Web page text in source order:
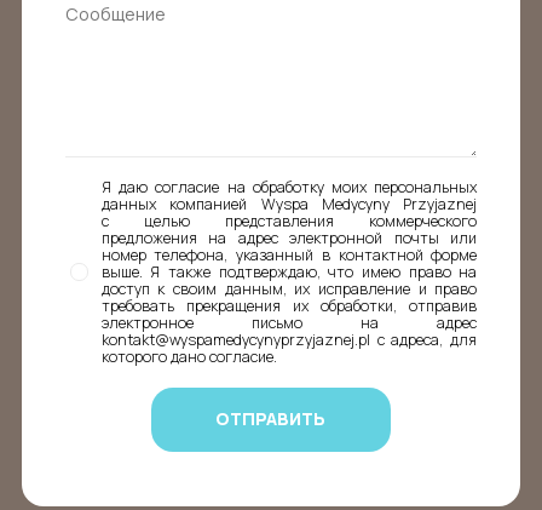
Я даю согласие на обработку моих персональных
данных компанией Wyspa Medycyny Przyjaznej
с целью представления коммерческого
предложения на адрес электронной почты или
номер телефона, указанный в контактной форме
выше. Я также подтверждаю, что имею право на
доступ к своим данным, их исправление и право
требовать прекращения их обработки, отправив
электронное письмо на адрес
kontakt@wyspamedycynyprzyjaznej.pl с адреса, для
которого дано согласие.